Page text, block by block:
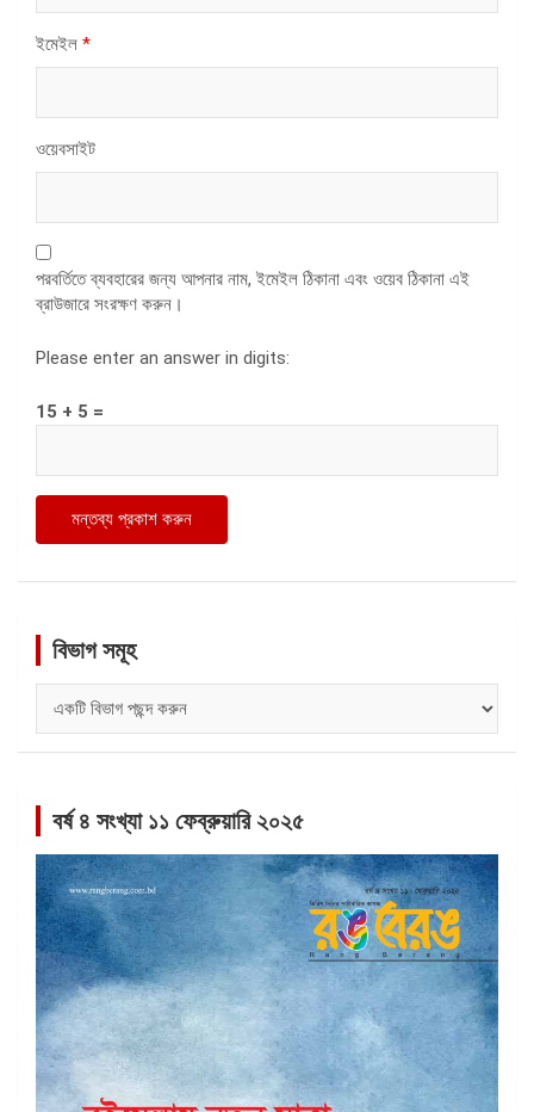
ইমেইল *
ওয়েবসাইট
পরবর্তিতে ব্যবহারের জন্য আপনার নাম, ইমেইল ঠিকানা এবং ওয়েব ঠিকানা এই
ব্রাউজারে সংরক্ষণ করুন।
Please enter an answer in digits:
15 + 5 =
বিভাগ সমূহ
সমূহ
বর্ষ ৪ সংখ্যা ১১ ফেব্রুয়ারি ২০২৫